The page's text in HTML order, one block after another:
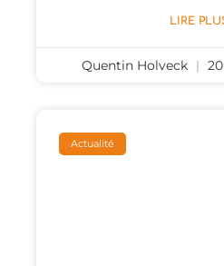
LIRE
Quentin Holveck
Actualité